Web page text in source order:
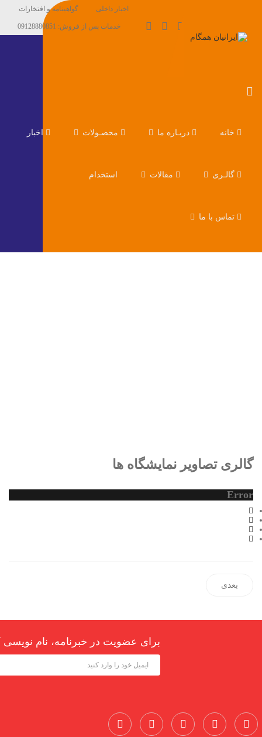
اخبار داخلی گواهینامه و افتخارات
خدمات پس از فروش: 09128880851
خانه دربـاره ما محصـولات اخبار
گالـری مقالات استخدام
تماس با ما
گالری تصاویر نمایشگاه ها
Error
بعدی
برای عضویت در خبرنامه، نام نویسی